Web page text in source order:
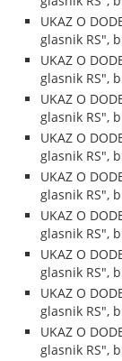
UKAZ O
glasnik RS",
UKAZ O
glasnik RS",
UKAZ O
glasnik RS",
UKAZ O
glasnik RS",
UKAZ O
glasnik RS",
UKAZ O
glasnik RS",
UKAZ O
glasnik RS",
UKAZ O
glasnik RS",
UKAZ O
glasnik RS",